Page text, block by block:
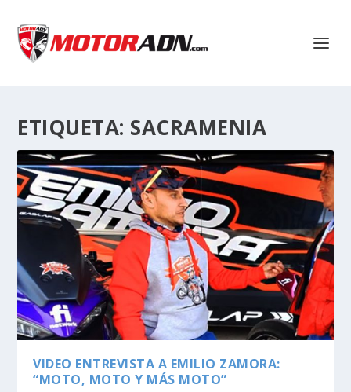
ETIQUETA: SACRAMENIA
VIDEO ENTREVISTA A EMILIO ZAMORA:
“MOTO, MOTO Y MÁS MOTO”